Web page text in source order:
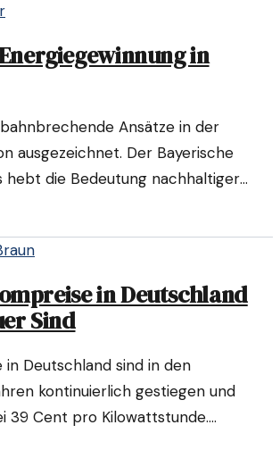
in
Ansätze in der
ausgezeichnet. Der Bayerische
hebt die Bedeutung nachhaltiger
in Deutschland
Sind
Deutschland sind in den
kontinuierlich gestiegen und
39 Cent pro Kilowattstunde.